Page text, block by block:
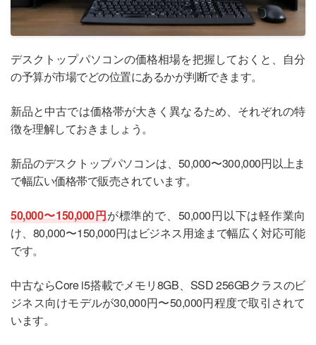
デスクトップパソコンの価格相場を把握しておくと、自分
の予算が市場でどの位置にあるかが判断できます。
新品と中古では価格帯が大きく異なるため、それぞれの特
徴を理解しておきましょう。
新品のデスクトップパソコンは、50,000〜300,000円以上ま
で幅広い価格帯で販売されています。
50,000〜150,000円が標準的で、50,000円以下は軽作業向
け、80,000〜150,000円はビジネス用途まで幅広く対応可能
です。
中古ならCore i5搭載でメモリ8GB、SSD 256GBクラスのビ
ジネス向けモデルが30,000円〜50,000円程度で取引されて
います。